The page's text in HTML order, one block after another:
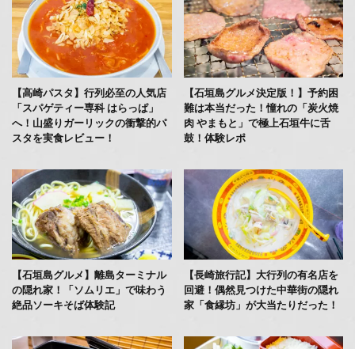
【高崎パスタ】行列必至の人気店
「スパゲティー専科 はらっぱ」
へ！山盛りガーリックの衝撃的パ
スタを実食レビュー！
【石垣島グルメ決定版！】予約困
難は本当だった！憧れの「炭火焼
肉 やまもと」で極上石垣牛に舌
鼓！体験レポ
【石垣島グルメ】離島ターミナル
の隠れ家！「ソムリエ」で味わう
絶品ソーキそば体験記
【長崎旅行記】大行列の有名店を
回避！偶然見つけた中華街の隠れ
家「食縁坊」が大当たりだった！